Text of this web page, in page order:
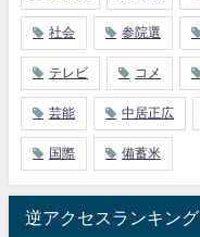
社会 参院選
テレビ コメ
芸能 中居正広
国際 備蓄米
逆アクセスランキング